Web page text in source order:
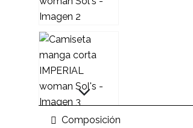
Composición